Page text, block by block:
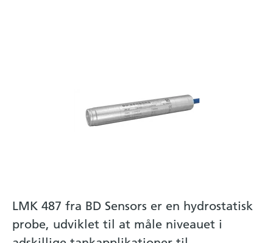
LMK 487 fra BD Sensors er en hydrostatisk
probe, udviklet til at måle niveauet i